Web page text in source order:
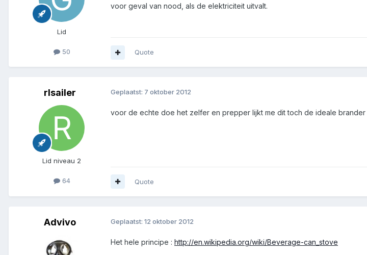
Lid
50
voor geval van nood, als de elektriciteit uitvalt.
Quote
rlsailer
Lid niveau 2
64
Geplaatst: 7 oktober 2012
voor de echte doe het zelfer en prepper lijkt me dit toch de ideale brander
Quote
Advivo Geplaatst: 12 oktober 2012
Het hele principe : http://en.wikipedia.org/wiki/Beverage-can_stove